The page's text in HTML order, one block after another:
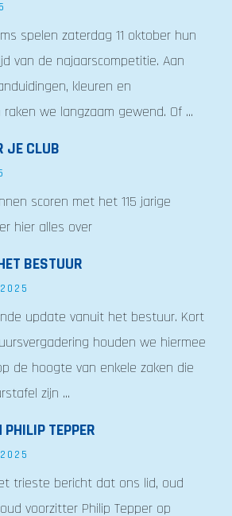
spelen zaterdag 11 oktober hun
van de najaarscompetitie. Aan
kleuren en
we langzaam gewend. Of ...
JE CLUB
scoren met het 115 jarige
hier alles over
BESTUUR
update vanuit het bestuur. Kort
houden we hiermee
de hoogte van enkele zaken die
zijn ...
TEPPER
trieste bericht dat ons lid, oud
voorzitter Philip Tepper op